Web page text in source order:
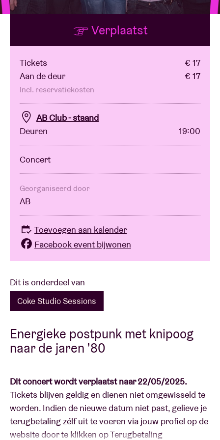
BRDCST
ABtv
Concertcheque
Over AB
Contact
Dit is onderdeel van
Coke Studio Sessions
Energieke postpunk met knipoog
naar de jaren ’80
Dit concert wordt verplaatst naar 22/05/2025.
Tickets blijven geldig en dienen niet omgewisseld te
worden. Indien de nieuwe datum niet past, gelieve je
terugbetaling zélf uit te voeren via jouw profiel op de
website door te klikken op Terugbetaling
Verplaatst
Tickets
€ 17
Aan de deur
€ 17
Incl. reservatiekosten
AB Club - staand
Deuren
19:00
Concert
Georganiseerd door
AB
Toevoegen aan kalender
Facebook event bijwonen